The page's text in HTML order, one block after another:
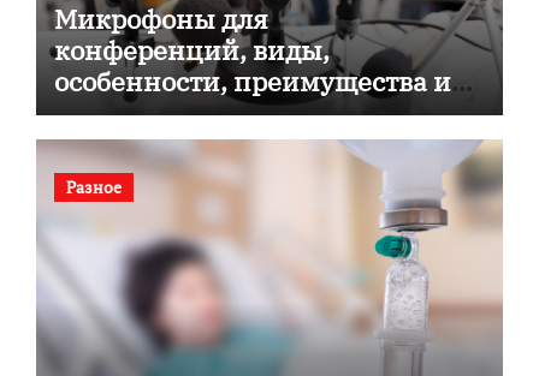
Микрофоны для
конференций, виды,
особенности, преимущества и
советы по выбору
Разное